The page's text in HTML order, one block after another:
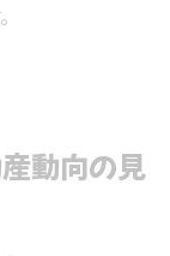
動向の見